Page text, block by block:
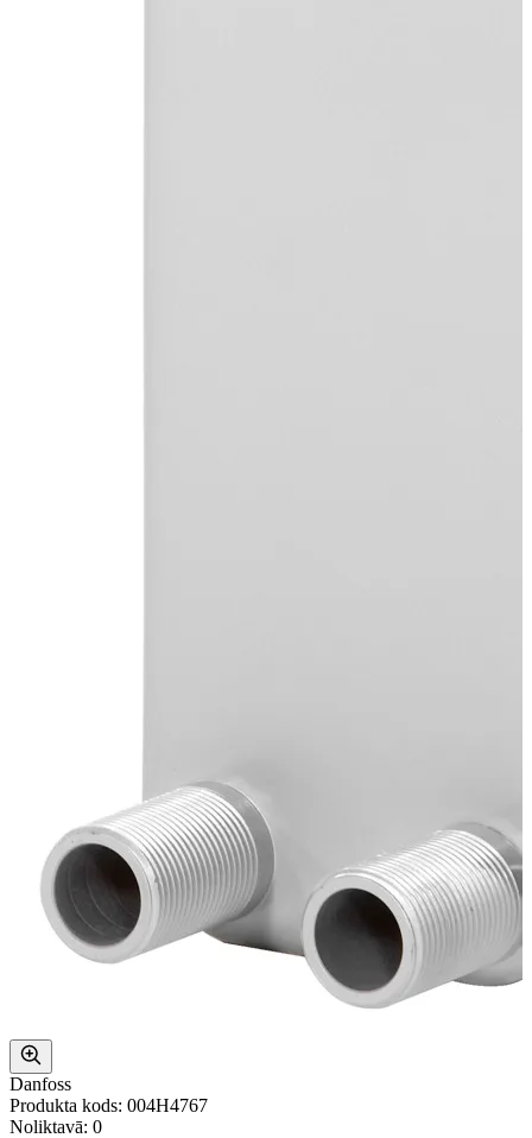
Danfoss
Produkta kods: 004H4767
Noliktavā: 0